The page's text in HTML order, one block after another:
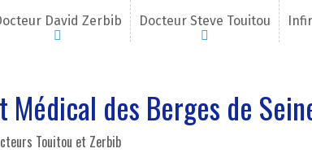
David Zerbib Docteur Steve Touitou
Médical des Berges de
Touitou et Zerbib